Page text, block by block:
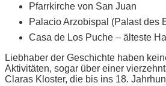
Pfarrkirche von San Juan
Palacio Arzobispal (Palast des
Casa de Los Puche – älteste
Liebhaber der Geschichte haben
Aktivitäten, sogar über einer
Claras Kloster, die bis ins 18.